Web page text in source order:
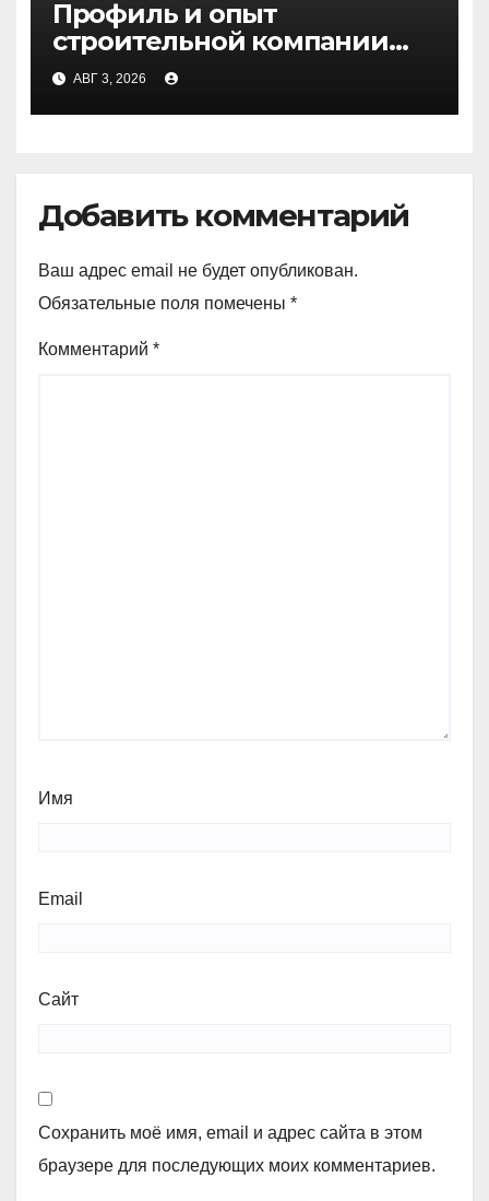
Профиль и опыт
строительной компании
Медичи
АВГ 3, 2026
Добавить комментарий
Ваш адрес email не будет опубликован.
Обязательные поля помечены *
Комментарий *
Имя
Email
Сайт
Сохранить моё имя, email и адрес сайта в этом
браузере для последующих моих комментариев.